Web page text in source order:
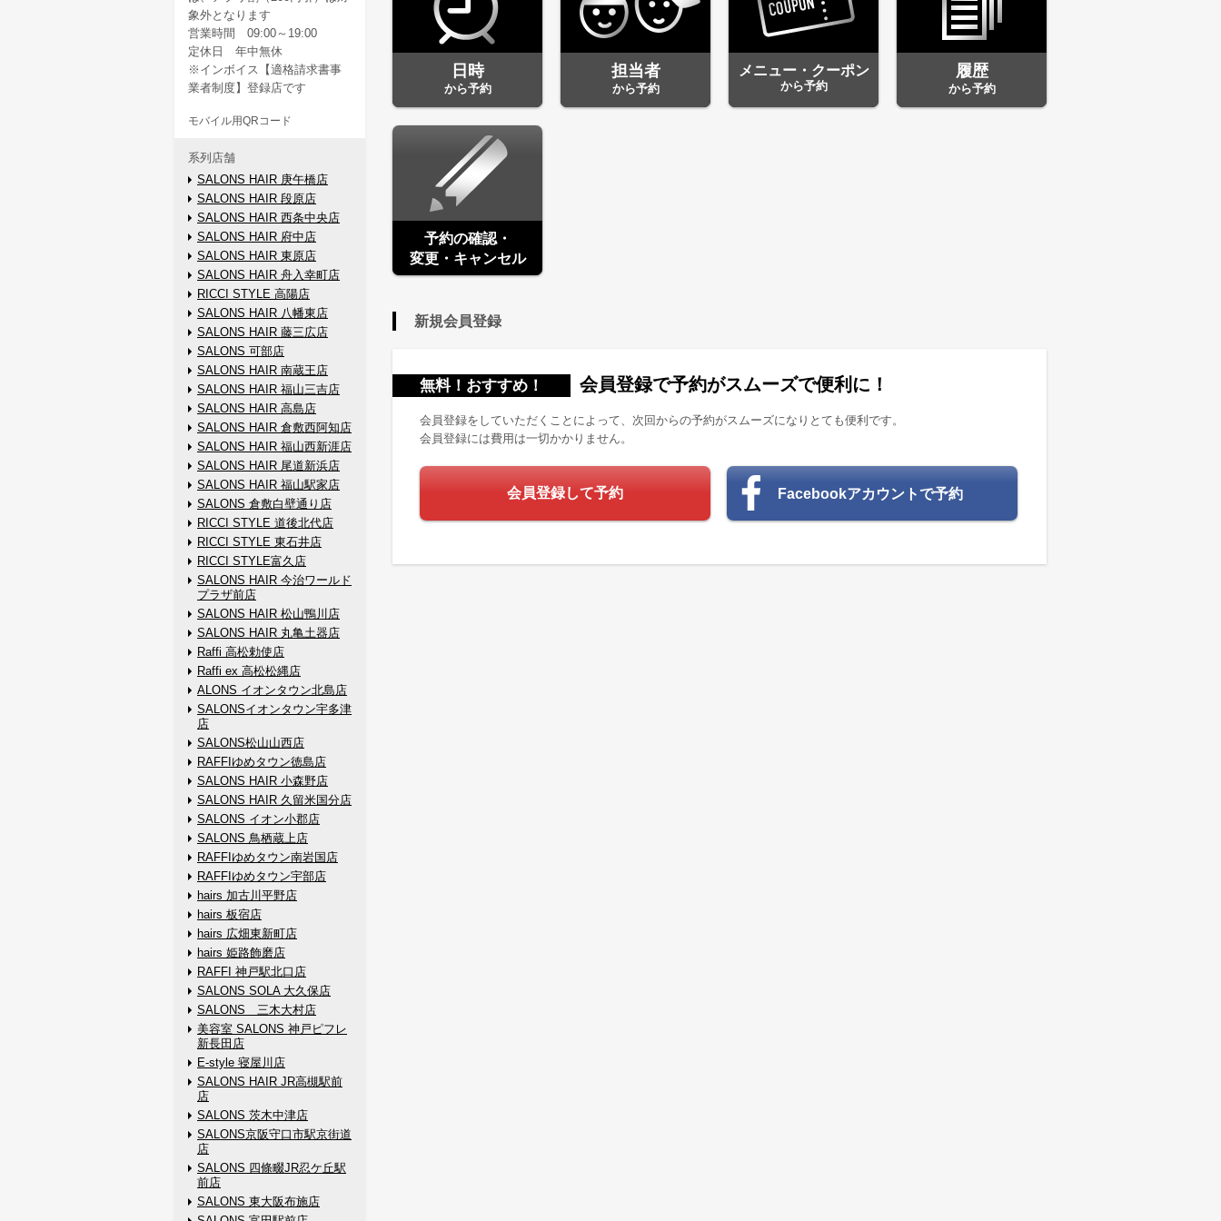
日時
から予約
担当者
から予約
メニュー・クーポン
から予約
履歴
から予約
予約の確認・
変更・キャンセル
新規会員登録
無料！おすすめ！ 会員登録で予約がスムーズで便利に！
会員登録をしていただくことによって、次回からの予約がスムーズになりとても便利です。
会員登録には費用は一切かかりません。
会員登録して予約 Facebookアカウントで予約
象外となります
営業時間 09:00～19:00
定休日 年中無休
※インボイス【適格請求書事
業者制度】登録店です
モバイル用QRコード
系列店舗
SALONS HAIR 庚午橋店
SALONS HAIR 段原店
SALONS HAIR 西条中央店
SALONS HAIR 府中店
SALONS HAIR 東原店
SALONS HAIR 舟入幸町店
RICCI STYLE 高陽店
SALONS HAIR 八幡東店
SALONS HAIR 藤三広店
SALONS 可部店
SALONS HAIR 南蔵王店
SALONS HAIR 福山三吉店
SALONS HAIR 高島店
SALONS HAIR 倉敷西阿知店
SALONS HAIR 福山西新涯店
SALONS HAIR 尾道新浜店
SALONS HAIR 福山駅家店
SALONS 倉敷白壁通り店
RICCI STYLE 道後北代店
RICCI STYLE 東石井店
RICCI STYLE富久店
SALONS HAIR 今治ワールド
プラザ前店
SALONS HAIR 松山鴨川店
SALONS HAIR 丸亀土器店
Raffi 高松勅使店
Raffi ex 高松松縄店
ALONS イオンタウン北島店
SALONSイオンタウン宇多津
店
SALONS松山山西店
RAFFIゆめタウン徳島店
SALONS HAIR 小森野店
SALONS HAIR 久留米国分店
SALONS イオン小郡店
SALONS 鳥栖蔵上店
RAFFIゆめタウン南岩国店
RAFFIゆめタウン宇部店
hairs 加古川平野店
hairs 板宿店
hairs 広畑東新町店
hairs 姫路飾磨店
RAFFI 神戸駅北口店
SALONS SOLA 大久保店
SALONS 三木大村店
美容室 SALONS 神戸ピフレ
新長田店
E-style 寝屋川店
SALONS HAIR JR高槻駅前
店
SALONS 茨木中津店
SALONS京阪守口市駅京街道
店
SALONS 四條畷JR忍ケ丘駅
前店
SALONS 東大阪布施店